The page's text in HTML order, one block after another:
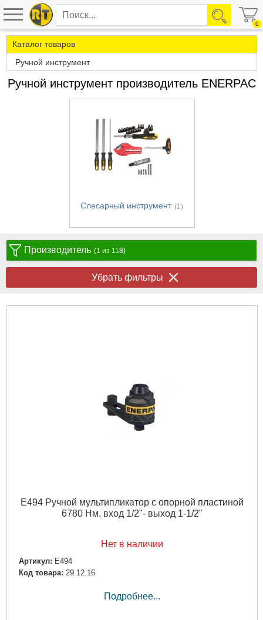
0
Каталог товаров
Ручной инструмент
Ручной инструмент производитель ENERPAC
Слесарный инструмент (1)
Производитель (1 из 118)
Убрать фильтры
E494 Ручной мультипликатор с опорной пластиной
6780 Нм, вход 1/2"- выход 1-1/2"
Нет в наличии
Артикул: E494
Код товара: 29.12.16
Подробнее...